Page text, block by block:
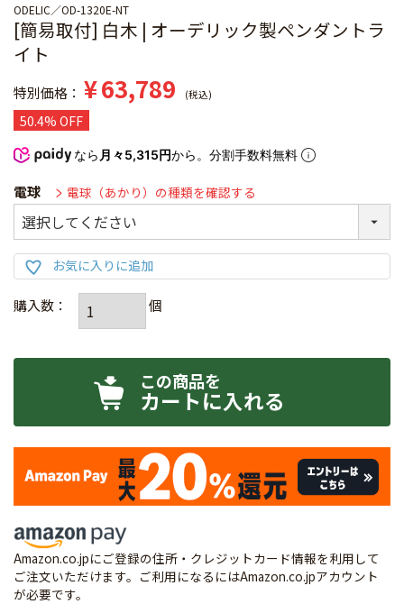
ODELIC OD-1320E-NT
[簡易取付] 白木 | オーデリック製ペンダントラ
イト
特別価格 ¥63,789 税込
50.4% OFF
なら 月々5,315円から。分割手数料無料
電球 電球（あかり）の種類を確認する
カートに入れる
Amazon.co.jpにご登録の住所・クレジットカード情報を利用して
ご注文いただけます。ご利用になるにはAmazon.co.jpアカウント
が必要です。